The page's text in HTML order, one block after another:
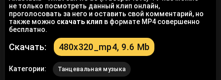
не только посмотреть данный клип онлайн,
проголосовать за него и оставить свой комментарий, но
также можно скачать клип в формате MP4 совершенно
бесплатно.
Скачать: 480x320_mp4, 9.6 Mb
Категории: Танцевальная музыка